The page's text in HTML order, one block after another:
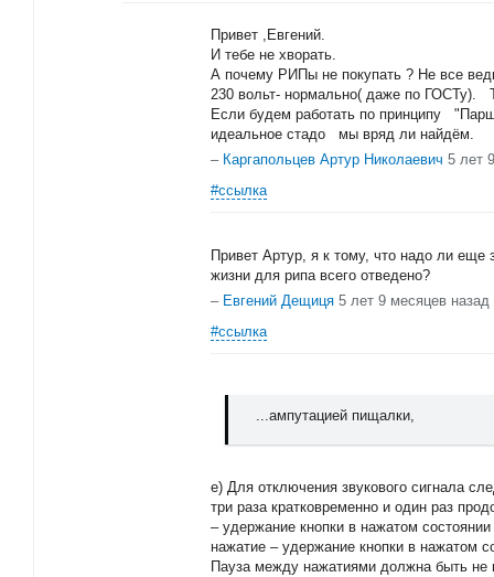
Привет ,Евгений.
И тебе не хворать.
А почему РИПы не покупать ? Не все
230 вольт- нормально( даже по ГОСТу).
Если будем работать по принципу
идеальное стадо мы вряд ли найдём.
– Каргапольцев Артур Николаевич 5 лет
#ссылка
Привет Артур, я к тому, что надо ли еще
жизни для рипа всего отведено?
– Евгений Дещиця 5 лет 9 месяцев назад
#ссылка
...ампутацией пищалки,
е) Для отключения звукового сигнала
три раза кратковременно и один раз
– удержание кнопки в нажатом
нажатие – удержание кнопки в нажатом
Пауза между нажатиями должна быть